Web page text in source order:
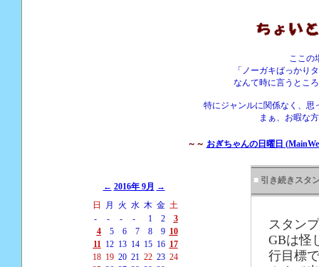
ここの
「ノーガキばっかり
なんて時に言うとこ
特にジャンルに関係なく、思
まぁ、お暇な
～～ おぎちゃんの日曜日
← 2016年 9月 →
日
月 火 水 木 金 土
-
- - - 1 2
3
4
5 6 7 8 9 10
11 12 13 14 15 16 17
18 19 20 21 22 23 24
■ 引き続きスタ
スタン
GBは怪
行目標